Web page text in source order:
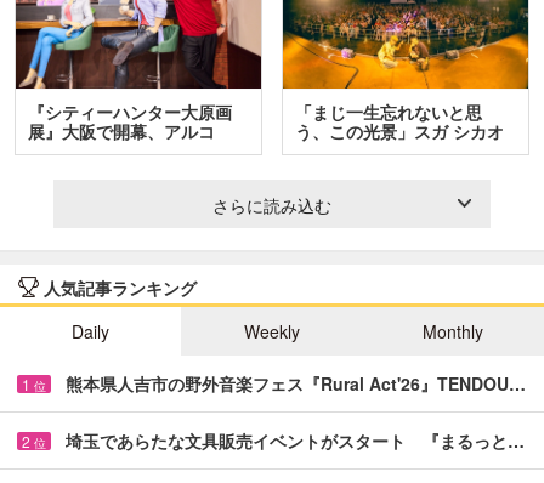
『シティーハンター大原画
展』大阪で開幕、アルコ
＆…
「まじ一生忘れないと思
う、この光景」スガ シカオ
と…
さらに読み込む
人気記事ランキング
Daily
Weekly Monthly
1 位 熊本県人吉市の野外音楽フェス『Rural Act'26』TENDOU…
2 位 埼玉であらたな文具販売イベントがスタート 『まるっと…